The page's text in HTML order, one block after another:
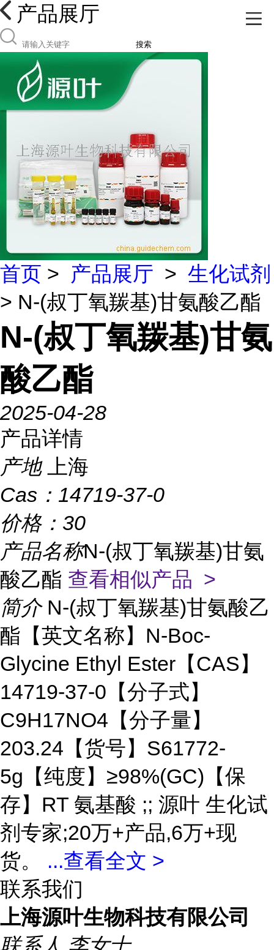
产品展厅
搜索
首页 > 产品展厅 > 生化试剂
> N-(叔丁氧羰基)甘氨酸乙酯
N-(叔丁氧羰基)甘氨
酸乙酯
2025-04-28
产品详情
产地
上海
Cas： 14719-37-0
价格： 30
产品名称N-(叔丁氧羰基)甘氨
酸乙酯 查看相似产品 >
简介 N-(叔丁氧羰基)甘氨酸乙
酯【英文名称】N-Boc-
Glycine Ethyl Ester【CAS】
14719-37-0【分子式】
C9H17NO4【分子量】
203.24【货号】S61772-
5g【纯度】≥98%(GC)【保
存】RT 氨基酸 ;; 源叶 生化试
剂专家;20万+产品,6万+现
货。 ...查看全文 >
联系我们
上海源叶生物科技有限公司
联系人 李女士